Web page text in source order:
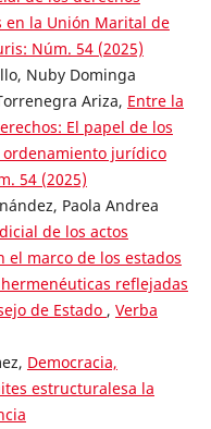
en la Unión Marital de
Núm. 54 (2025)
Nuby Dominga
Ariza, Entre la
El papel de los
jurídico
54 (2025)
Paola Andrea
de los actos
marco de los estados
reflejadas
de Estado , Verba
Democracia,
estructuralesa la